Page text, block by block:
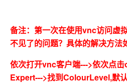
备注：第一次在使用vnc访问虚
不见了的问题？具体的解决方法
依次打开vnc客户端--->依次点
Expert--->找到ColourLevel,默